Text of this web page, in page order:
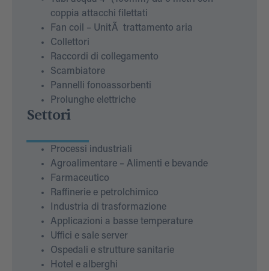
coppia attacchi filettati
Fan coil – UnitÃ trattamento aria
Collettori
Raccordi di collegamento
Scambiatore
Pannelli fonoassorbenti
Prolunghe elettriche
Settori
Processi industriali
Agroalimentare – Alimenti e bevande
Farmaceutico
Raffinerie e petrolchimico
Industria di trasformazione
Applicazioni a basse temperature
Uffici e sale server
Ospedali e strutture sanitarie
Hotel e alberghi